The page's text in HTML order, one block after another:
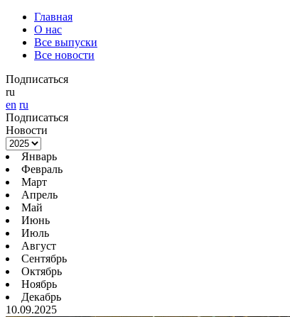
Главная
О нас
Все выпуски
Все новости
Подписаться
ru
en ru
Подписаться
Новости
Январь
Февраль
Март
Апрель
Май
Июнь
Июль
Август
Сентябрь
Октябрь
Ноябрь
Декабрь
10.09.2025